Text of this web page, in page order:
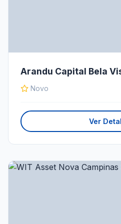
Arandu Capital Bela
Novo
Ver